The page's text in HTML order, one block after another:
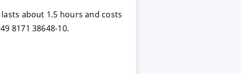
about 1.5 hours and costs
8171 38648-10.